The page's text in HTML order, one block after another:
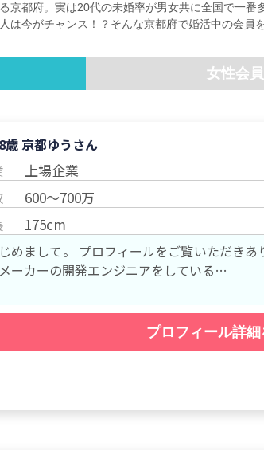
京都府。実は20代の未婚率が男女共に全国で一番
今がチャンス！？そんな京都府で婚活中の会員
女性会員
歳 京都ゆう さん
上場企業
600～700万
175cm
めまして。 プロフィールをご覧いただきありがとう
ーカーの開発エンジニアをしている…
プロフィール詳